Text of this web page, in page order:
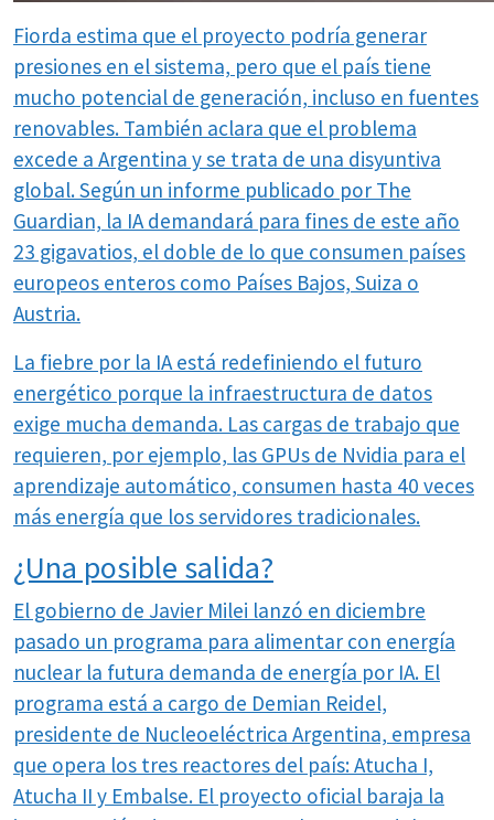
Fiorda estima que el proyecto podría generar
presiones en el sistema, pero que el país tiene
mucho potencial de generación, incluso en fuentes
renovables. También aclara que el problema
excede a Argentina y se trata de una disyuntiva
global. Según un informe publicado por The
Guardian, la IA demandará para fines de este año
23 gigavatios, el doble de lo que consumen países
europeos enteros como Países Bajos, Suiza o
Austria.
La fiebre por la IA está redefiniendo el futuro
energético porque la infraestructura de datos
exige mucha demanda. Las cargas de trabajo que
requieren, por ejemplo, las GPUs de Nvidia para el
aprendizaje automático, consumen hasta 40 veces
más energía que los servidores tradicionales.
¿Una posible salida?
El gobierno de Javier Milei lanzó en diciembre
pasado un programa para alimentar con energía
nuclear la futura demanda de energía por IA. El
programa está a cargo de Demian Reidel,
presidente de Nucleoeléctrica Argentina, empresa
que opera los tres reactores del país: Atucha I,
Atucha II y Embalse. El proyecto oficial baraja la